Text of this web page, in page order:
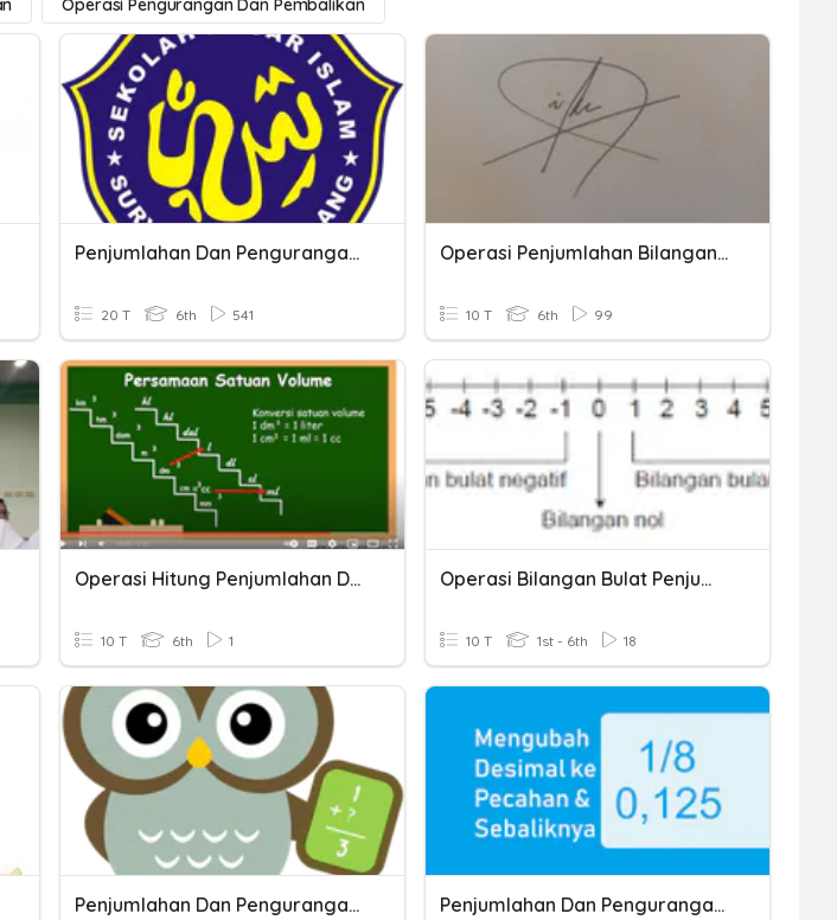
Operasi Pengurangan Dan Pembalikan
Penjumlahan Dan Pengurangan Bil.Bulat
20 T 6th 541
Operasi Penjumlahan Bilangan Bulat
10 T 6th 99
Operasi Hitung Penjumlahan Dan Pengurangan
10 T 6th 1
Operasi Bilangan Bulat Penjumlahan Dan Pengurangan
10 T 1st - 6th 18
Penjumlahan Dan Pengurangan Bilangan Bulat Penjumlahan Dan Pengurangan Pecahan Desimal